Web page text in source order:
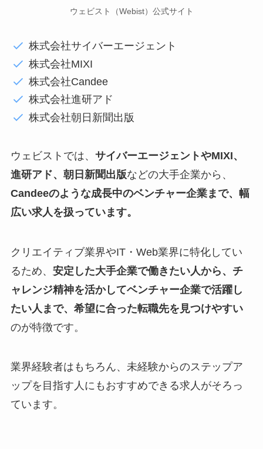
ウェビスト（Webist）公式サイト
株式会社サイバーエージェント
株式会社MIXI
株式会社Candee
株式会社進研アド
株式会社朝日新聞出版
ウェビストでは、 サイバーエージェントやMIXI、
進研アド、朝日新聞出版などの大手企業から、
Candeeのような成長中のベンチャー企業まで、幅
広い求人を扱っています。
クリエイティブ業界やIT・Web業界に特化してい
るため、 安定した大手企業で働きたい人から、チ
ャレンジ精神を活かしてベンチャー企業で活躍し
たい人まで、希望に合った転職先を見つけやすい
のが特徴です。
業界経験者はもちろん、未経験からのステップア
ップを目指す人にもおすすめできる求人がそろっ
ています。